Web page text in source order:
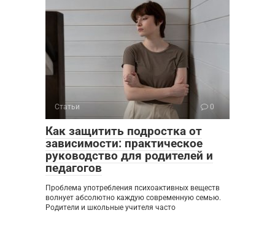
Статьи 0
Как защитить подростка от
зависимости: практическое
руководство для родителей и
педагогов
Проблема употребления психоактивных веществ
волнует абсолютно каждую современную семью.
Родители и школьные учителя часто